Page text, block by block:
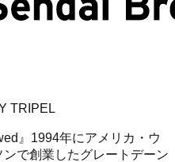
TRIPEL
』1994年にアメリカ・ウ
で創業したグレートデーン